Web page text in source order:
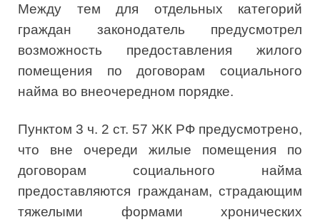
Между тем для отдельных категорий
граждан законодатель предусмотрел
возможность предоставления жилого
помещения по договорам социального
найма во внеочередном порядке.
Пунктом 3 ч. 2 ст. 57 ЖК РФ предусмотрено,
что вне очереди жилые помещения по
договорам социального найма
предоставляются гражданам, страдающим
тяжелыми формами хронических